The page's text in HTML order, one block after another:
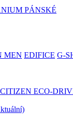
PÁNSKÉ
MEN EDIFICE G-
CITIZEN ECO-